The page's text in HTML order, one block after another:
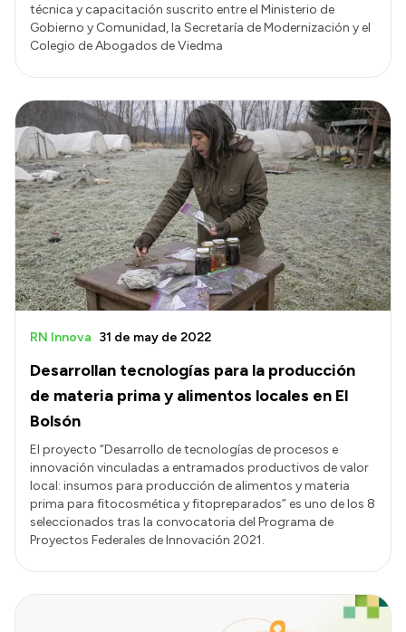
técnica y capacitación suscrito entre el Ministerio de
Gobierno y Comunidad, la Secretaría de Modernización y el
Colegio de Abogados de Viedma
Desarrollan tecnologías para la producción
de materia prima y alimentos locales en El
Bolsón
RN Innova 31 de may de 2022
El proyecto “Desarrollo de tecnologías de procesos e
innovación vinculadas a entramados productivos de valor
local: insumos para producción de alimentos y materia
prima para fitocosmética y fitopreparados” es uno de los 8
seleccionados tras la convocatoria del Programa de
Proyectos Federales de Innovación 2021.